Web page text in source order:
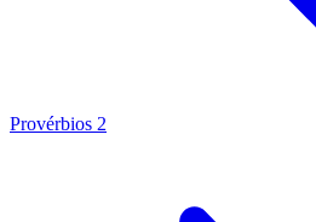
Provérbios 2